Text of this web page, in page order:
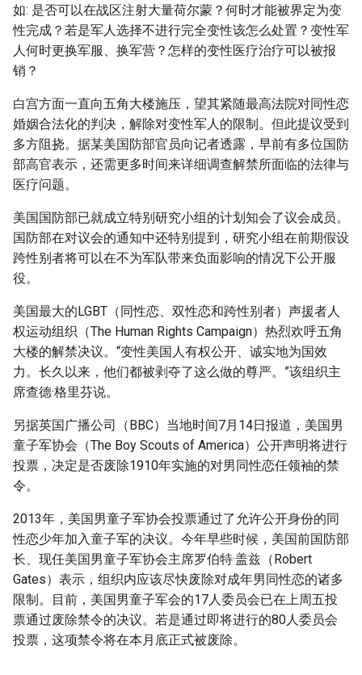
如: 是否可以在战区注射大量荷尔蒙？何时才能被界定为变
性完成？若是军人选择不进行完全变性该怎么处置？变性军
人何时更换军服、换军营？怎样的变性医疗治疗可以被报
销？
白宫方面一直向五角大楼施压，望其紧随最高法院对同性恋
婚姻合法化的判决，解除对变性军人的限制。但此提议受到
多方阻挠。据某美国防部官员向记者透露，早前有多位国防
部高官表示，还需更多时间来详细调查解禁所面临的法律与
医疗问题。
美国国防部已就成立特别研究小组的计划知会了议会成员。
国防部在对议会的通知中还特别提到，研究小组在前期假设
跨性别者将可以在不为军队带来负面影响的情况下公开服
役。
美国最大的LGBT（同性恋、双性恋和跨性别者）声援者人
权运动组织（The Human Rights Campaign）热烈欢呼五角
大楼的解禁决议。“变性美国人有权公开、诚实地为国效
力。长久以来，他们都被剥夺了这么做的尊严。”该组织主
席查德·格里芬说。
另据英国广播公司（BBC）当地时间7月14日报道，美国男
童子军协会（The Boy Scouts of America）公开声明将进行
投票，决定是否废除1910年实施的对男同性恋任领袖的禁
令。
2013年，美国男童子军协会投票通过了允许公开身份的同
性恋少年加入童子军的决议。今年早些时候，美国前国防部
长、现任美国男童子军协会主席罗伯特·盖兹（Robert
Gates）表示，组织内应该尽快废除对成年男同性恋的诸多
限制。目前，美国男童子军会的17人委员会已在上周五投
票通过废除禁令的决议。若是通过即将进行的80人委员会
投票，这项禁令将在本月底正式被废除。